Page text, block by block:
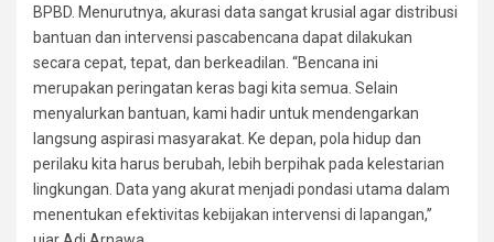
BPBD. Menurutnya, akurasi data sangat krusial agar distribusi
bantuan dan intervensi pascabencana dapat dilakukan
secara cepat, tepat, dan berkeadilan. “Bencana ini
merupakan peringatan keras bagi kita semua. Selain
menyalurkan bantuan, kami hadir untuk mendengarkan
langsung aspirasi masyarakat. Ke depan, pola hidup dan
perilaku kita harus berubah, lebih berpihak pada kelestarian
lingkungan. Data yang akurat menjadi pondasi utama dalam
menentukan efektivitas kebijakan intervensi di lapangan,”